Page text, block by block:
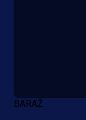
9 h 1 min
BARAŽ